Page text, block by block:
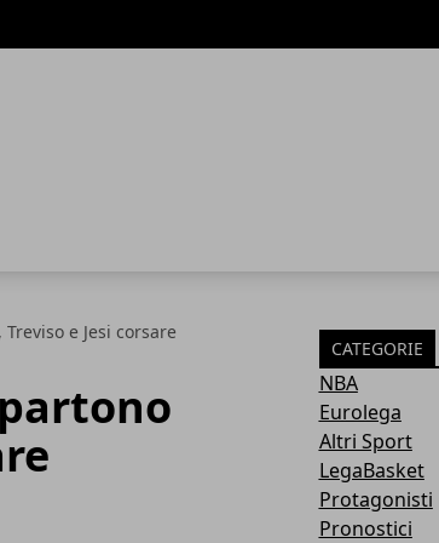
e Jesi corsare
CATEGORIE
NBA
Eurolega
Altri Sport
LegaBasket
Protagonisti
Pronostici